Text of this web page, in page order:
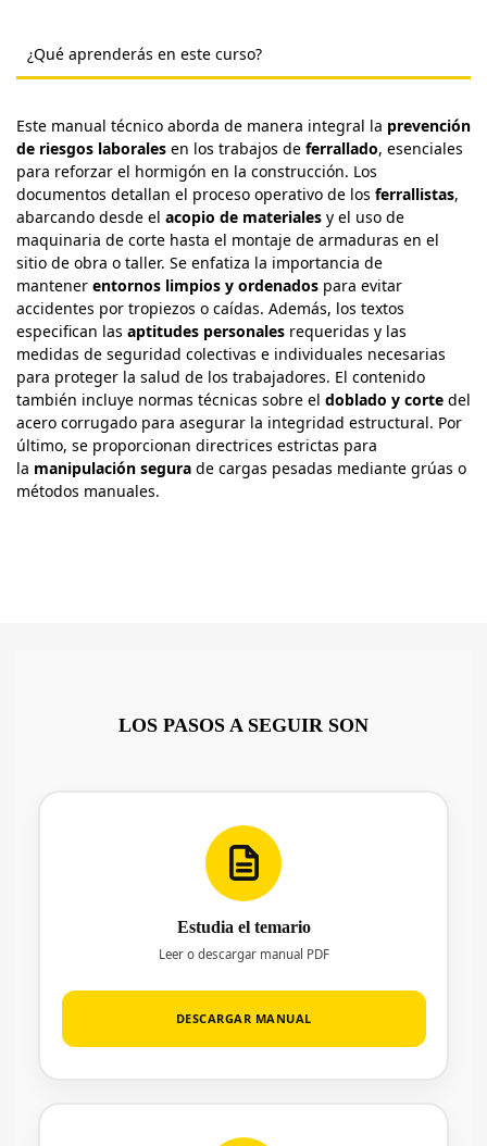
¿Qué aprenderás en este curso?
Este manual técnico aborda de manera integral la prevención
de riesgos laborales en los trabajos de ferrallado, esenciales
para reforzar el hormigón en la construcción. Los
documentos detallan el proceso operativo de los ferrallistas,
abarcando desde el acopio de materiales y el uso de
maquinaria de corte hasta el montaje de armaduras en el
sitio de obra o taller. Se enfatiza la importancia de
mantener entornos limpios y ordenados para evitar
accidentes por tropiezos o caídas. Además, los textos
especifican las aptitudes personales requeridas y las
medidas de seguridad colectivas e individuales necesarias
para proteger la salud de los trabajadores. El contenido
también incluye normas técnicas sobre el doblado y corte del
acero corrugado para asegurar la integridad estructural. Por
último, se proporcionan directrices estrictas para
la manipulación segura de cargas pesadas mediante grúas o
métodos manuales.
LOS PASOS A SEGUIR SON
Estudia el temario
Leer o descargar manual PDF
DESCARGAR MANUAL